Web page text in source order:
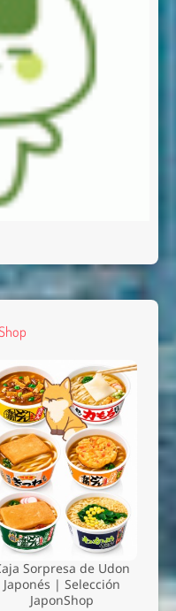
Sorpresa de Udon
Japonés | Selección
JaponShop